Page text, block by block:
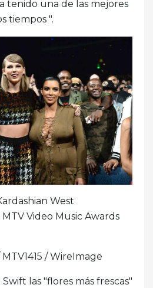
tenido una de las mejores
tiempos ".
West
Video Music Awards
/ WireImage
las "flores más frescas"